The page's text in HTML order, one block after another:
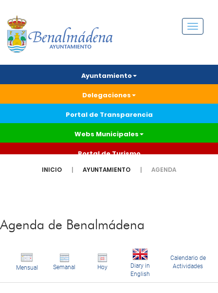
Menú
Ayuntamiento
Delegaciones
Portal de Transparencia
Webs Municipales
Portal de Turismo
INICIO AYUNTAMIENTO AGENDA
Agenda de Benalmádena
Mensual Semanal Hoy
Diary in
English
Calendario de
Actividades